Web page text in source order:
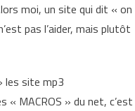
moi, un site qui dit « on
pas l’aider, mais plutôt
les site mp3
MACROS » du net, c’est